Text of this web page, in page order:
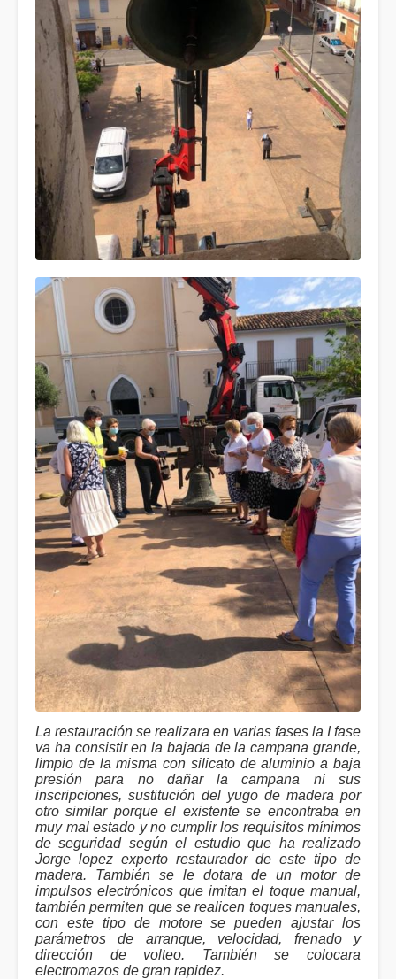
La restauración se realizara en varias fases la I fase
va ha consistir en la bajada de la campana grande,
limpio de la misma con silicato de aluminio a baja
presión para no dañar la campana ni sus
inscripciones, sustitución del yugo de madera por
otro similar porque el existente se encontraba en
muy mal estado y no cumplir los requisitos mínimos
de seguridad según el estudio que ha realizado
Jorge lopez experto restaurador de este tipo de
madera. También se le dotara de un motor de
impulsos electrónicos que imitan el toque manual,
también permiten que se realicen toques manuales,
con este tipo de motore se pueden ajustar los
parámetros de arranque, velocidad, frenado y
dirección de volteo. También se colocara
electromazos de gran rapidez.